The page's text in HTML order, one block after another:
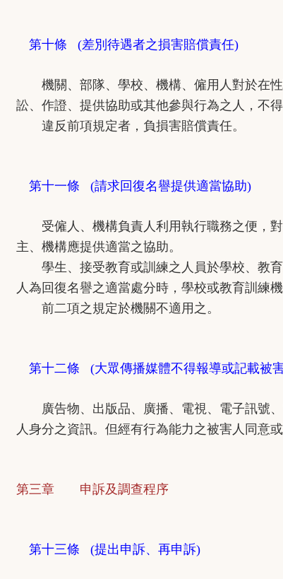
第十條 (差別待遇者之損害賠償責任)
機關、部隊、學校、機構、僱用人對於在性
訟、作證、提供協助或其他參與行為之人，不
違反前項規定者，負損害賠償責任。
第十一條 (請求回復名譽提供適當協助)
受僱人、機構負責人利用執行職務之便，對
主、機構應提供適當之協助。
學生、接受教育或訓練之人員於學校、教育
人為回復名譽之適當處分時，學校或教育訓練
前二項之規定於機關不適用之。
第十二條 (大眾傳播媒體不得報導或記載
廣告物、出版品、廣播、電視、電子訊號、
人身分之資訊。但經有行為能力之被害人同意
第三章 申訴及調查程序
第十三條 (提出申訴、再申訴)